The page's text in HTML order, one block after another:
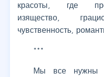
красоты, где
изящество,
чувственность,
***
Мы все нужны